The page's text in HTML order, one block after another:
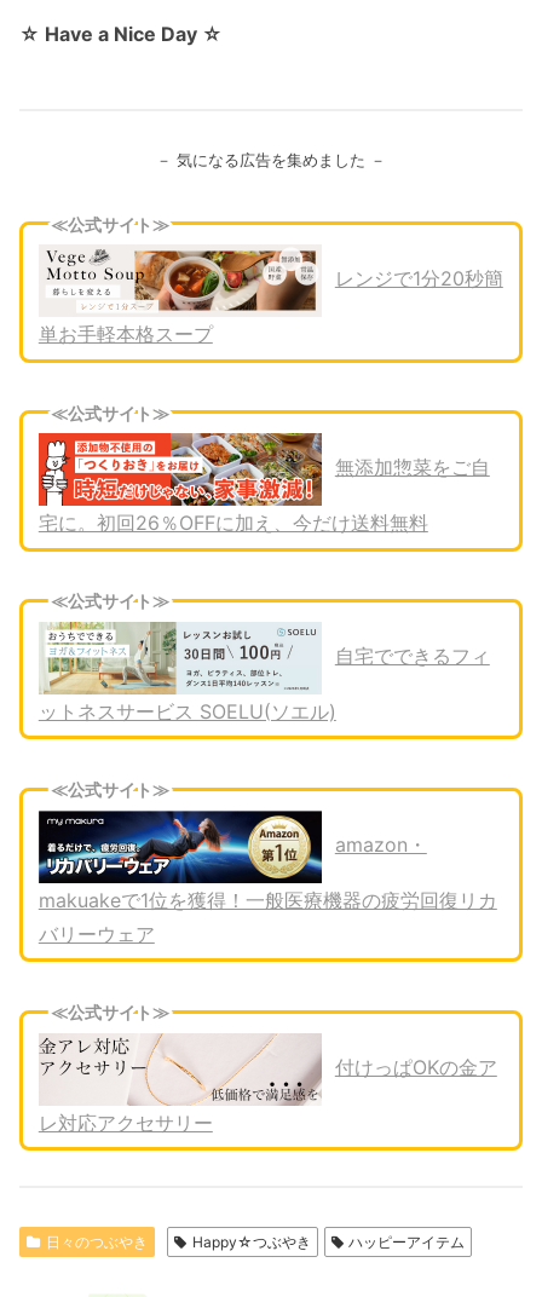
☆ Have a Nice Day ☆
－ 気になる広告を集めました －
≪公式サイト≫
レンジで1分20秒簡
単お手軽本格スープ
≪公式サイト≫
無添加惣菜をご自
宅に。初回26％OFFに加え、今だけ送料無料
≪公式サイト≫
自宅でできるフィ
ットネスサービス SOELU(ソエル)
≪公式サイト≫
amazon・
makuakeで1位を獲得！一般医療機器の疲労回復リカ
バリーウェア
≪公式サイト≫
付けっぱOKの金ア
レ対応アクセサリー
日々のつぶやき Happy☆つぶやき ハッピーアイテム